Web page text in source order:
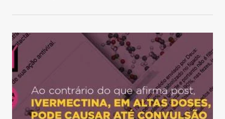
Assim, ele e o Buldogue conviveram
harmonicamente até um dia 29 de fevereiro,
quando subitamente, após fazer a barba, pararam
de funcionar.